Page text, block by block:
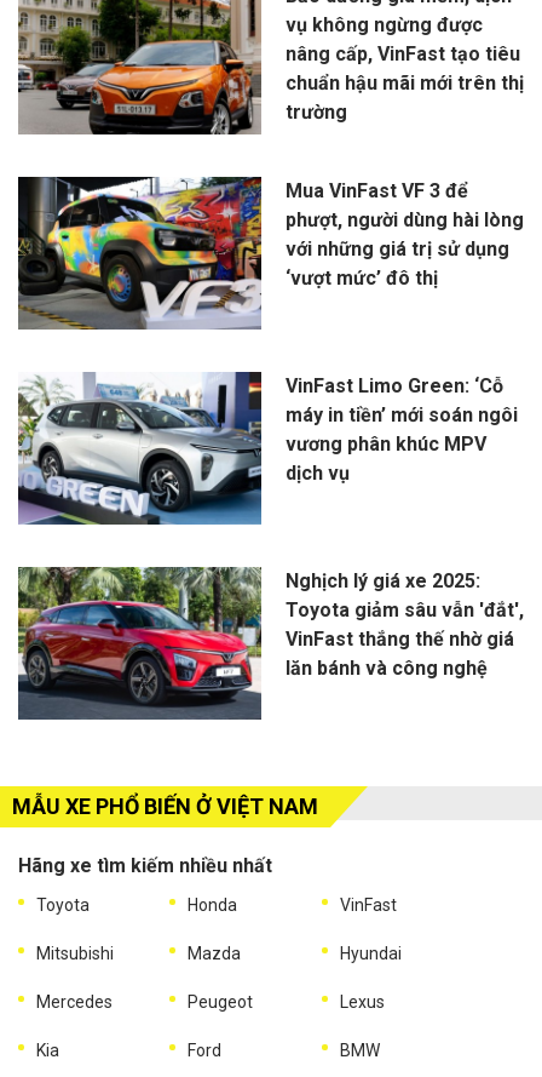
vụ không ngừng được
nâng cấp, VinFast tạo tiêu
chuẩn hậu mãi mới trên thị
trường
Mua VinFast VF 3 để
phượt, người dùng hài lòng
với những giá trị sử dụng
‘vượt mức’ đô thị
VinFast Limo Green: ‘Cỗ
máy in tiền’ mới soán ngôi
vương phân khúc MPV
dịch vụ
Nghịch lý giá xe 2025:
Toyota giảm sâu vẫn 'đắt',
VinFast thắng thế nhờ giá
lăn bánh và công nghệ
MẪU XE PHỔ BIẾN Ở VIỆT NAM
Hãng xe tìm kiếm nhiều nhất
Toyota Honda VinFast
Mitsubishi Mazda Hyundai
Mercedes Peugeot Lexus
Kia Ford BMW